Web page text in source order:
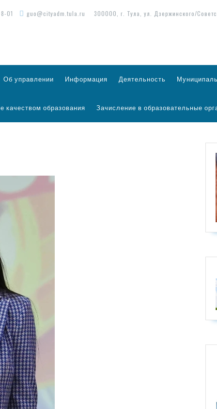
01 guo@cityadm.tula.ru 300000, г. Тула, ул. Дзержинского/
Об управлении Информация Деятельность
качеством образования Зачисление в образовательные